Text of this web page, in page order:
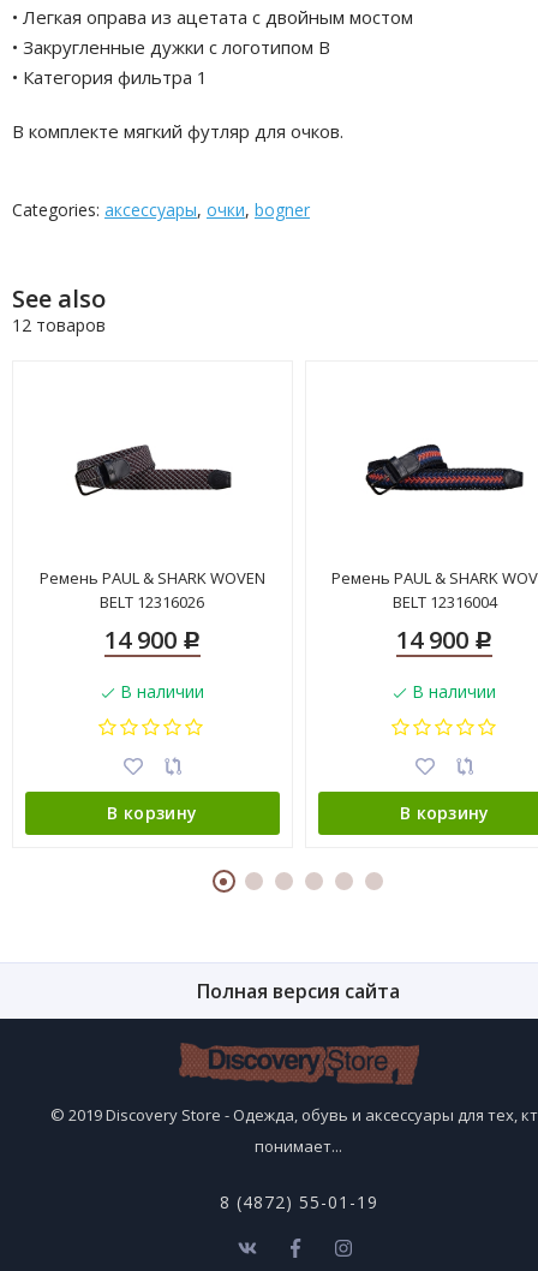
• Легкая оправа из ацетата с двойным мостом
• Закругленные дужки с логотипом B
• Категория фильтра 1
В комплекте мягкий футляр для очков.
Categories: аксессуары, очки, bogner
See also
12 товаров
Ремень PAUL & SHARK WOVEN
BELT 12316026
14 900 Р
В наличии
В корзину
Ремень PAUL & SHARK
BELT 12316004
14 900 Р
В наличии
В корзину
Полная версия сайта
© 2019 Discovery Store - Одежда, обувь и аксессуары для тех,
понимает...
8 (4872) 55-01-19